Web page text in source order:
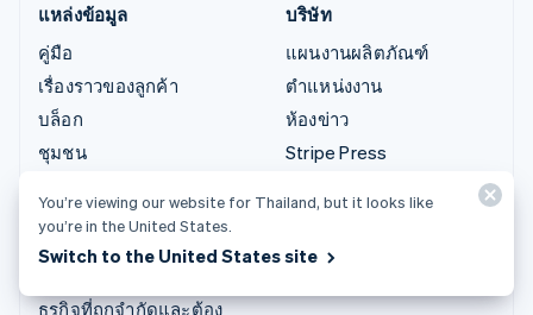
แหล่งข้อมูล
คู่มือ
เรื่องราวของลูกค้า
บล็อก
ชุมชน
เซสชัน
ความเป็นส่วนตัวและข้อ
ธุรกิจที่ถูกจำกัดและต้อง
บริษัท
แผนงานผลิตภัณฑ์
ตำแหน่งงาน
ห้องข่าว
Stripe Press
You’re viewing our website for Thailand, but it looks like
you’re in the United States.
Switch to the United States site